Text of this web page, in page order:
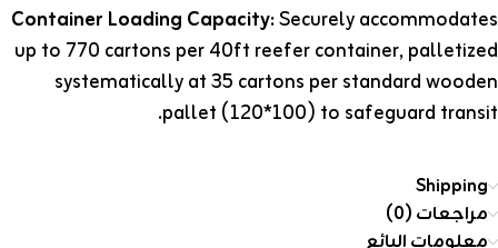
Container Loading Capacity:Securely accommodates
up to 770 cartons per 40ft reefer container, palletized
systematically at 35 cartons per standard wooden
pallet (120*100) to safeguard transit.
Shipping
مراجعات (0)